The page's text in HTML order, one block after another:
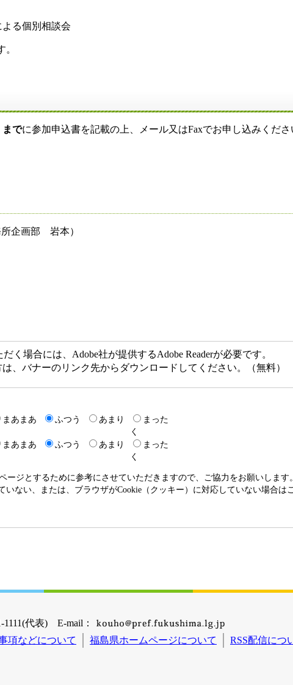
る個別相談会
までに参加申込書を記載の上、メール又はFaxでお申し込みくださ
企画部 岩本）
く場合には、Adobe社が提供するAdobe Readerが必要です。
は、バナーのリンク先からダウンロードしてください。（無料）
まあまあ ふつう あまり
まった
く
まあまあ ふつう あまり
まった
く
ジとするために参考にさせていただきますので、ご協力をお願いしま
ない、または、ブラウザがCookie（クッキー）に対応していない場合は
代表) E-mail：
項などについて 福島県ホームページについて
RSS配信につ